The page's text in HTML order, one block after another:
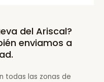
del Ariscal?
enviamos a
todas las zonas de